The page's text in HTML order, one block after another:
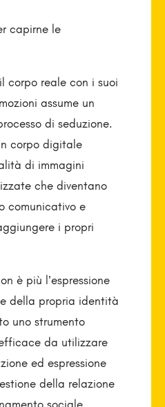
capirne le
corpo reale con i suoi
assume un
di seduzione.
corpo digitale
di immagini
che diventano
comunicativo e
i propri
è più l’espressione
della propria identità
uno strumento
da utilizzare
ed espressione
della relazione